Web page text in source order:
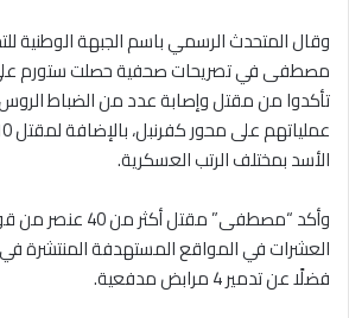
وقال المتحدث الرسمي باسم الجبهة الوطنية
مصطفى في تصريحات صحفية حصلت ستورم
تأكدوا من مقتل وإصابة عدد من الضباط
الأسد بمختلف الرتب العسكرية.
وأكد “مصطفى” مقتل
العشرات في المواقع المستهدفة المنتشرة
فضلًا عن تدمير 4 مرابض مدفعية.